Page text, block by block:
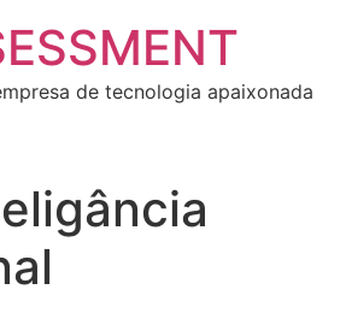
de tecnologia apaixonada